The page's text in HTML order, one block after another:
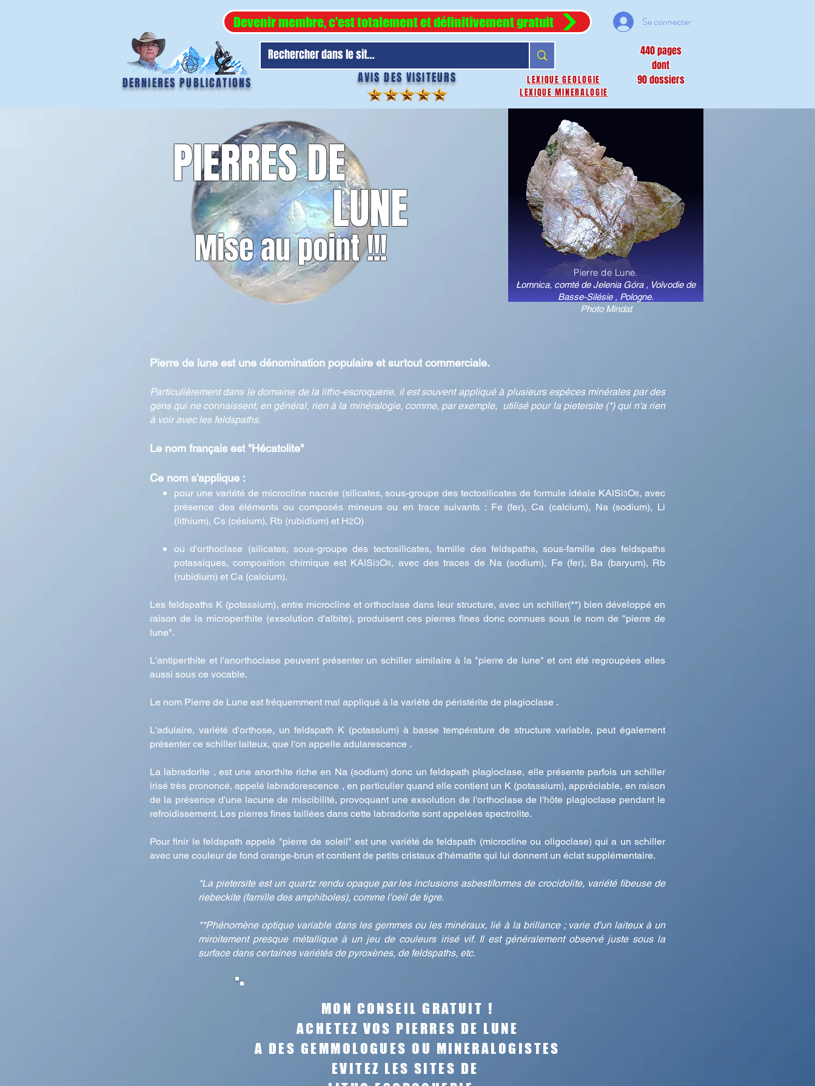
Devenir membre, c'est totalement et définitivement gratuit Se connecter
AVIS DES VISITEURS
DERNIERES PUBLICATIONS
LEXIQUE GEOLOGIE
LEXIQUE MINERALOGIE
440 pages
dont
90 dossiers
PIERRES DE
LUNE
Mise au point !!!
Pierre de Lune.
Łomnica, comté de Jelenia Góra , Voïvodie de
Basse-Silésie , Pologne.
Photo Mindat
Pierre de lune est une dénomination populaire et surtout commerciale.
Particulièrement dans le domaine de la litho-escroquerie, il est souvent appliqué à plusieurs espèces minérales par des
gens qui ne connaissent, en général, rien à la minéralogie, comme, par exemple, utilisé pour la pietersite (*) qui n'a rien
à voir avec les feldspaths.
Le nom français est "Hécatolite"
Ce nom s'applique :
pour une variété de microcline nacrée (silicates, sous-groupe des tectosilicates de formule idéale KAlSi3O8, avec
présence des éléments ou composés mineurs ou en trace suivants : Fe (fer), Ca (calcium), Na (sodium), Li
(lithium), Cs (césium), Rb (rubidium) et H2O)
ou d'orthoclase (silicates, sous-groupe des tectosilicates, famille des feldspaths, sous-famille des feldspaths
potassiques, composition chimique est KAlSi3O8, avec des traces de Na (sodium), Fe (fer), Ba (baryum), Rb
(rubidium) et Ca (calcium).
Les feldspaths K (potassium), entre microcline et orthoclase dans leur structure, avec un schiller(**) bien développé en
raison de la microperthite (exsolution d'albite), produisent ces pierres fines donc connues sous le nom de "pierre de
lune".
L'antiperthite et l'anorthoclase peuvent présenter un schiller similaire à la "pierre de lune" et ont été regroupées elles
aussi sous ce vocable.
Le nom Pierre de Lune est fréquemment mal appliqué à la variété de péristérite de plagioclase .
L'adulaire, variété d'orthose, un feldspath K (potassium) à basse température de structure variable, peut également
présenter ce schiller laiteux, que l'on appelle adularescence .
La labradorite , est une anorthite riche en Na (sodium) donc un feldspath plagioclase, elle présente parfois un schiller
irisé très prononcé, appelé labradorescence , en particulier quand elle contient un K (potassium), appréciable, en raison
de la présence d'une lacune de miscibilité, provoquant une exsolution de l'orthoclase de l'hôte plagioclase pendant le
refroidissement. Les pierres fines taillées dans cette labradorite sont appelées spectrolite.
Pour finir le feldspath appelé "pierre de soleil" est une variété de feldspath (microcline ou oligoclase) qui a un schiller
avec une couleur de fond orange-brun et contient de petits cristaux d'hématite qui lui donnent un éclat supplémentaire.
*La pietersite est un quartz rendu opaque par les inclusions asbestiformes de crocidolite, variété fibeuse de
riebeckite (famille des amphiboles), comme l'oeil de tigre.
**Phénomène optique variable dans les gemmes ou les minéraux, lié à la brillance ; varie d'un laiteux à un
miroitement presque métallique à un jeu de couleurs irisé vif. Il est généralement observé juste sous la
surface dans certaines variétés de pyroxènes, de feldspaths, etc.
MON CONSEIL GRATUIT !
ACHETEZ VOS PIERRES DE LUNE
A DES GEMMOLOGUES OU MINERALOGISTES
EVITEZ LES SITES DE